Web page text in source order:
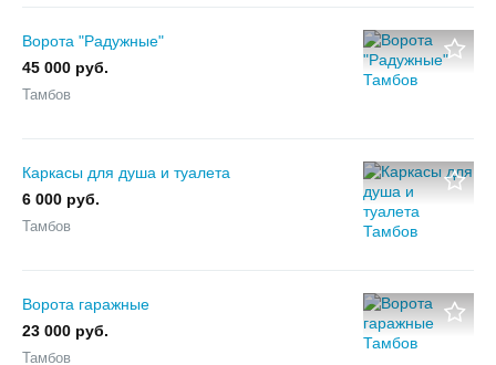
Ворота "Радужные"
45 000 руб.
Тамбов
Каркасы для душа и туалета
6 000 руб.
Тамбов
Ворота гаражные
23 000 руб.
Тамбов